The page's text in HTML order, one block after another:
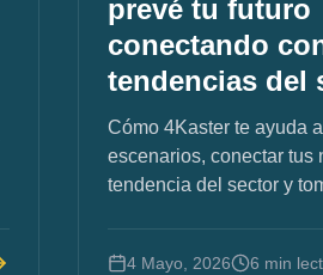
prevé tu futuro
conectando
tendencias del
Cómo 4Kaster te ayuda
escenarios, conectar tus
tendencia del sector y
4 Mayo, 2026 6 min